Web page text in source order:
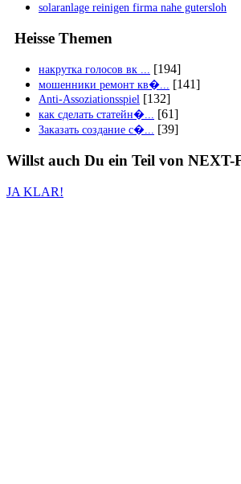
solaranlage reinigen firma nahe gutersloh
Heisse Themen
накрутка голосов вк ... [194]
мошенники ремонт кв�... [141]
Anti-Assoziationsspiel [132]
как сделать статейн�... [61]
Заказать создание с�... [39]
Willst auch Du ein Teil von NEXT-
JA KLAR!